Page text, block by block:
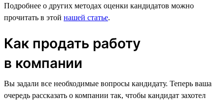
Подробнее о других методах оценки кандидатов можно
прочитать в этой нашей статье.
Как продать работу
в компании
Вы задали все необходимые вопросы кандидату. Теперь ваша
очередь рассказать о компании так, чтобы кандидат захотел